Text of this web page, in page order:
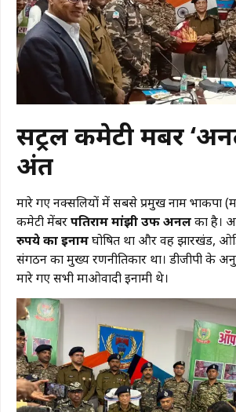
सेंट्रल कमेटी मेंबर
अंत
मारे गए नक्सलियों में सबसे प्रमुख नाम भाकपा
कमेटी मेंबरपतिराम मांझी उर्फ अनलका है।
रुपये का इनामघोषित था और वह झारखंड,
संगठन का मुख्य रणनीतिकार था। डीजीपी के
मारे गए सभी माओवादी इनामी थे।